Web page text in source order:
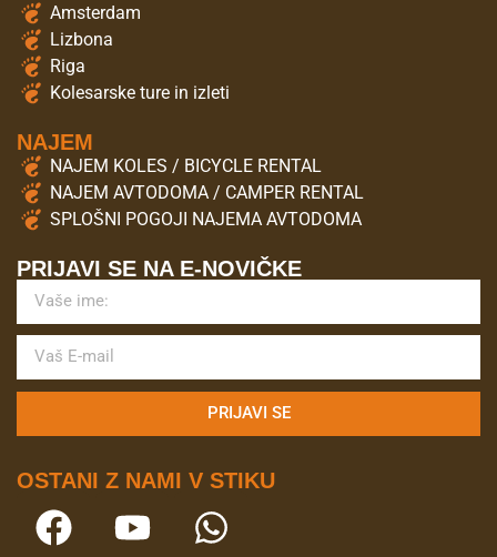
Amsterdam
Lizbona
Riga
Kolesarske ture in izleti
NAJEM
NAJEM KOLES / BICYCLE RENTAL
NAJEM AVTODOMA / CAMPER RENTAL
SPLOŠNI POGOJI NAJEMA AVTODOMA
PRIJAVI SE NA E-NOVIČKE
PRIJAVI SE
OSTANI Z NAMI V STIKU